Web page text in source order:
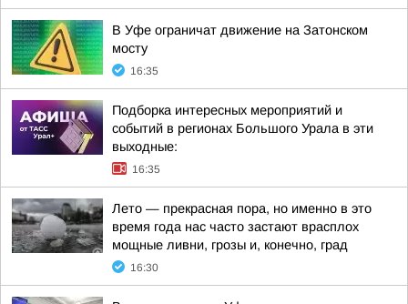
В Уфе ограничат движение на Затонском
мосту
16:35
Подборка интересных мероприятий и
событий в регионах Большого Урала в эти
выходные:
16:35
Лето — прекрасная пора, но именно в это
время года нас часто застают врасплох
мощные ливни, грозы и, конечно, град
16:30